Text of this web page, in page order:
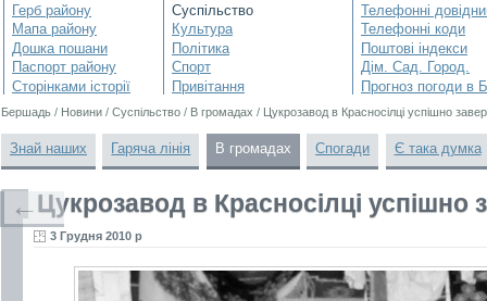
Герб району
Мапа району
Дошка пошани
Паспорт району
Сторінками історії
Суспільство
Культура
Політика
Спорт
Привітання
Телефонні
Телефонні коди
Поштові індекси
Дім. Сад. Город.
Прогноз погоди в
Бершадь / Новини / Суспільство / В громадах / Цукрозавод в Красносілці успішно
Знай наших Гаряча лінія В громадах Спогади Є така думка
Цукрозавод в Красносілці успішно
3 Грудня 2010 р
←